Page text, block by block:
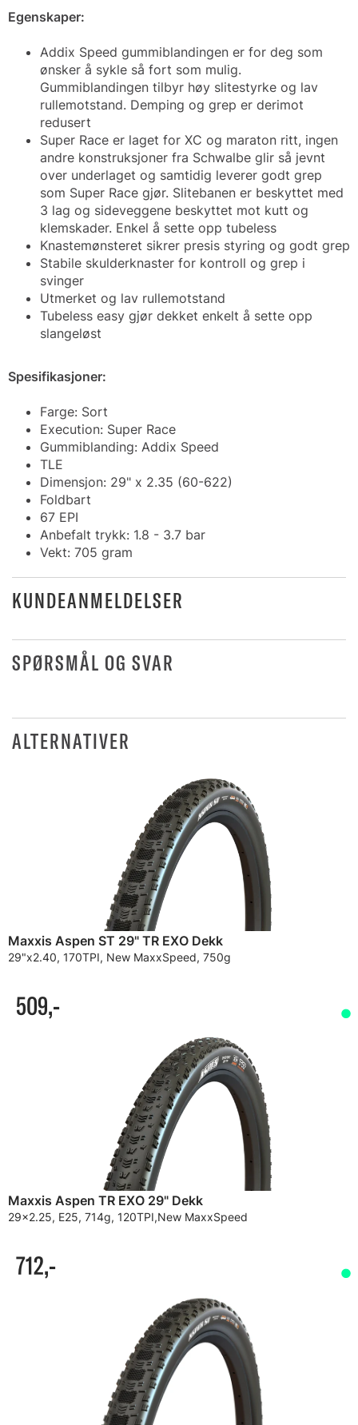
Egenskaper:
Addix Speed gummiblandingen er for deg som
ønsker å sykle så fort som mulig.
Gummiblandingen tilbyr høy slitestyrke og lav
rullemotstand. Demping og grep er derimot
redusert
Super Race er laget for XC og maraton ritt, ingen
andre konstruksjoner fra Schwalbe glir så jevnt
over underlaget og samtidig leverer godt grep
som Super Race gjør. Slitebanen er beskyttet med
3 lag og sideveggene beskyttet mot kutt og
klemskader. Enkel å sette opp tubeless
Knastemønsteret sikrer presis styring og godt grep
Stabile skulderknaster for kontroll og grep i
svinger
Utmerket og lav rullemotstand
Tubeless easy gjør dekket enkelt å sette opp
slangeløst
Spesifikasjoner:
Farge: Sort
Execution: Super Race
Gummiblanding: Addix Speed
TLE
Dimensjon: 29" x 2.35 (60-622)
Foldbart
67 EPI
Anbefalt trykk: 1.8 - 3.7 bar
Vekt: 705 gram
KUNDEANMELDELSER
SPØRSMÅL OG SVAR
ALTERNATIVER
Maxxis Aspen ST 29" TR EXO Dekk
29"x2.40, 170TPI, New MaxxSpeed, 750g
509,-
Maxxis Aspen TR EXO 29" Dekk
29x2.25, E25, 714g, 120TPI,New MaxxSpeed
712,-